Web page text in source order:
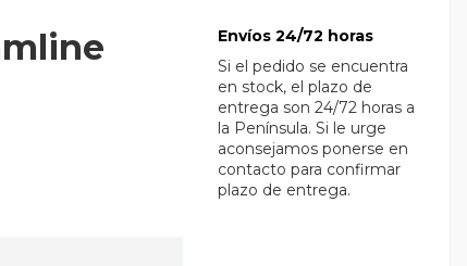
Envíos 24/72 horas
Si el pedido se encuentra
en stock, el plazo de
entrega son 24/72 horas a
la Península. Si le urge
aconsejamos ponerse en
contacto para confirmar
plazo de entrega.